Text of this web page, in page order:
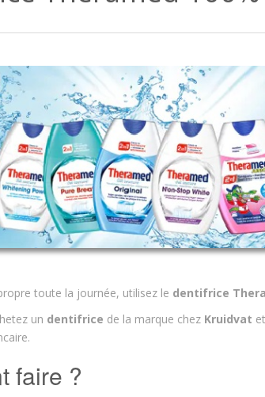
toute la journée, utilisez le dentifrice
un dentifrice de la marque chez Kruidvat
faire ?